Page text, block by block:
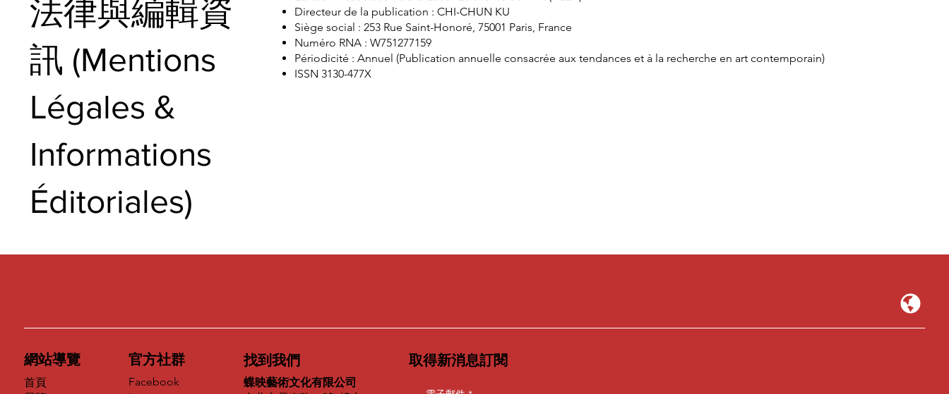
法律與編輯資
訊 (Mentions
Légales &
Informations
Éditoriales)
Directeur de la publication : CHI-CHUN KU
Siège social : 253 Rue Saint-Honoré, 75001 Paris, France
Numéro RNA : W751277159
Périodicité : Annuel (Publication annuelle consacrée aux tendances et à la recherche en art contemporain)
ISSN 3130-477X
網站導覽
首頁
官方社群
Facebook
找到我們
蝶映藝術文化有限公司
取得新消息訂閱